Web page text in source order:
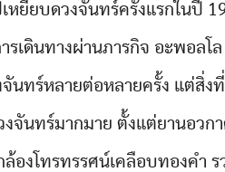
หยียบดวงจันทร์ครั้งแรกในปี
รเดินทางผ่านภารกิจ อะพอลโ
จันทร์หลายต่อหลายครั้ง แต่สิ่ง
จันทร์มากมาย ตั้งแต่ยานอวก
องโทรทรรศน์เคลือบทองคำ ร